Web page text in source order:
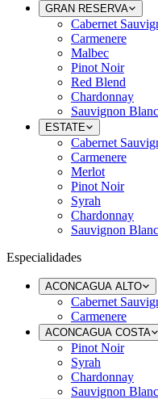
GRAN RESERVA
Cabernet
Carmenere
Malbec
Pinot Noir
Red Blend
Chardonnay
Sauvignon Blanc
ESTATE
Cabernet
Carmenere
Merlot
Pinot Noir
Syrah
Chardonnay
Sauvignon Blanc
Especialidades
ACONCAGUA ALTO
Cabernet
Carmenere
ACONCAGUA COSTA
Pinot Noir
Syrah
Chardonnay
Sauvignon Blanc